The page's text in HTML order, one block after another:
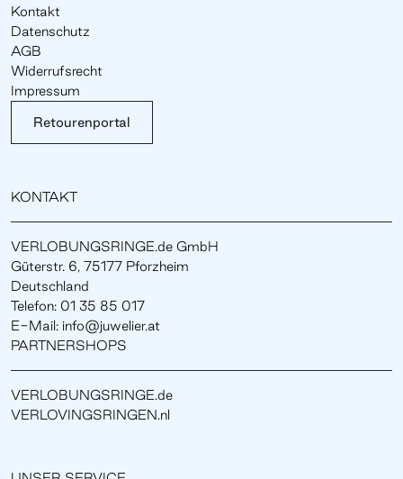
Kontakt
Datenschutz
AGB
Widerrufsrecht
Impressum
Retourenportal
KONTAKT
VERLOBUNGSRINGE.de GmbH
Güterstr. 6, 75177 Pforzheim
Deutschland
Telefon: 01 35 85 017
E-Mail: info@juwelier.at
PARTNERSHOPS
VERLOBUNGSRINGE.de
VERLOVINGSRINGEN.nl